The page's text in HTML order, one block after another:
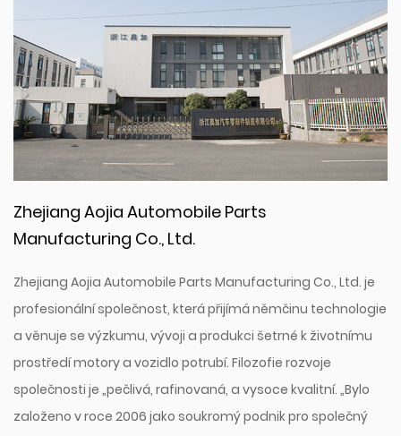
Zhejiang Aojia Automobile Parts
Manufacturing Co., Ltd.
Zhejiang Aojia Automobile Parts Manufacturing Co., Ltd. je
profesionální společnost, která přijímá němčinu technologie
a věnuje se výzkumu, vývoji a produkci šetrné k životnímu
prostředí motory a vozidlo potrubí. Filozofie rozvoje
společnosti je „pečlivá, rafinovaná, a vysoce kvalitní. „Bylo
založeno v roce 2006 jako soukromý podnik pro společný